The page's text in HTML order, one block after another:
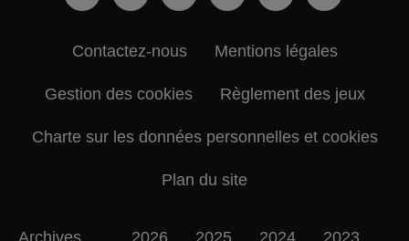
Contactez-nous Mentions légales
Gestion des cookies Règlement des jeux
Charte sur les données personnelles et cookies
Plan du site
Archives 2026 2025 2024 2023